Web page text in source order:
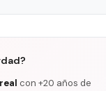
con +20 años de